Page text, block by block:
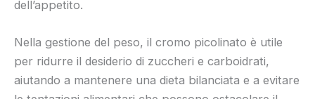
dell’appetito.
Nella gestione del peso, il cromo picolinato è utile
per ridurre il desiderio di zuccheri e carboidrati,
aiutando a mantenere una dieta bilanciata e a evitare